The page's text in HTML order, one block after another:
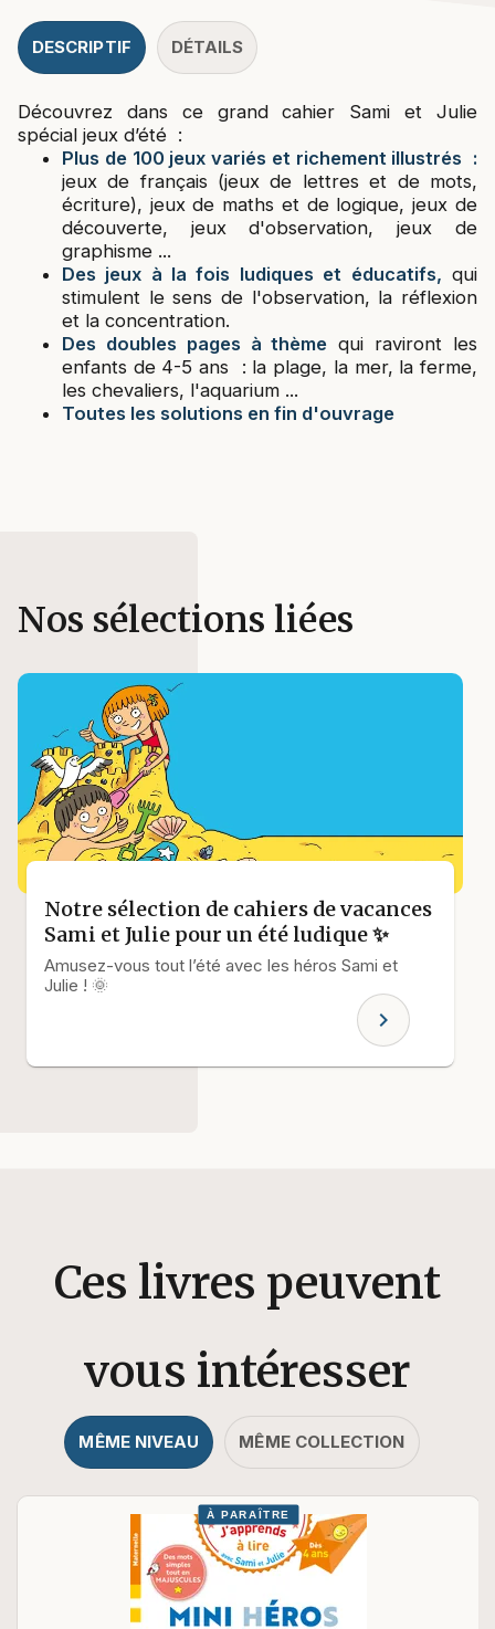
DESCRIPTIF DÉTAILS
Découvrez dans ce grand cahier Sami et Julie
spécial jeux d’été :
Plus de 100 jeux variés et richement illustrés :
jeux de français (jeux de lettres et de mots,
écriture), jeux de maths et de logique, jeux de
découverte, jeux d'observation, jeux de
graphisme ...
Des jeux à la fois ludiques et éducatifs, qui
stimulent le sens de l'observation, la réflexion
et la concentration.
Des doubles pages à thème qui raviront les
enfants de 4-5 ans : la plage, la mer, la ferme,
les chevaliers, l'aquarium ...
Toutes les solutions en fin d'ouvrage
Nos sélections liées
Notre sélection de cahiers de vacances
Sami et Julie pour un été ludique ✨
Amusez-vous tout l’été avec les héros Sami et
Julie ! 🌞
chevron_right
Ces livres peuvent
vous intéresser
MÊME NIVEAU MÊME COLLECTION
À PARAÎTRE